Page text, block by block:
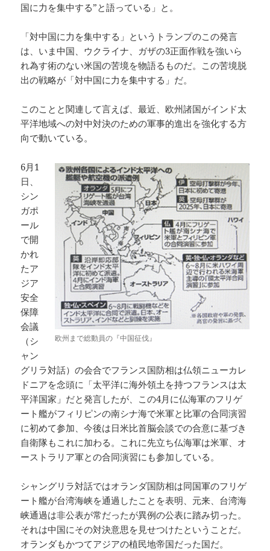
国に力を集中する”と語っている」と。
「対中国に力を集中する」というトランプのこの発言
は、いま中国、ウクライナ、ガザの3正面作戦を強いら
れ為す術のない米国の苦境を物語るものだ。この苦境脱
出の戦略が「対中国に力を集中する」だ。
このことと関連して言えば、最近、欧州諸国がインド太
平洋地域への対中対決のための軍事的進出を強化する方
向で動いている。
欧州まで総動員の『中国征伐』
6月1
日、
シン
ガポ
ール
で開
かれ
たア
ジア
安全
保障
会議
（シ
ャン
グリラ対話）の会合でフランス国防相は仏領ニューカレ
ドニアを念頭に「太平洋に海外領土を持つフランスは太
平洋国家」だと発言したが、この4月に仏海軍のフリゲ
ート艦がフィリピンの南シナ海で米軍と比軍の合同演習
に初めて参加、今後は日米比首脳会談での合意に基づき
自衛隊もこれに加わる。これに先立ち仏海軍は米軍、オ
ーストラリア軍との合同演習にも参加している。
シャングリラ対話ではオランダ国防相は同国軍のフリゲ
ート艦が台湾海峡を通過したことを表明、元来、台湾海
峡通過は非公表が常だったが異例の公表に踏み切った。
それは中国にその対決意思を見せつけたということだ。
オランダもかつてアジアの植民地帝国だった国だ。